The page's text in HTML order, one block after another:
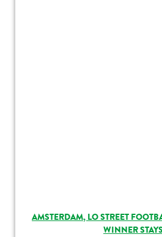
AMSTERDAM, LO STREET
WINNER